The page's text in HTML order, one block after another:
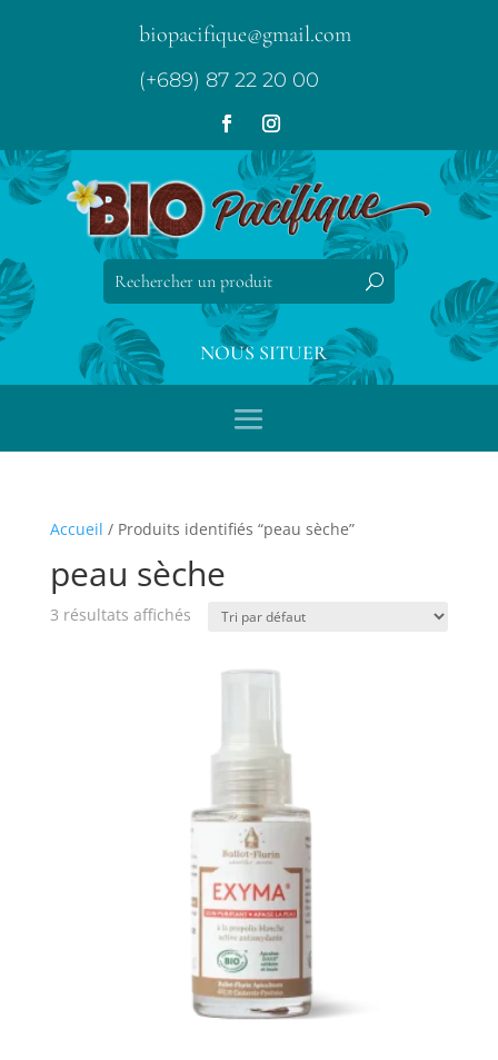
biopacifique@gmail.com
(+689) 87 22 20 00
NOUS SITUER
Accueil / Produits identifiés “peau sèche”
peau sèche
3 résultats affichés